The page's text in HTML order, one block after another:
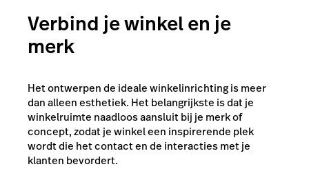
Verbind je winkel en je
merk
Het ontwerpen de ideale winkelinrichting is meer
dan alleen esthetiek. Het belangrijkste is dat je
winkelruimte naadloos aansluit bij je merk of
concept, zodat je winkel een inspirerende plek
wordt die het contact en de interacties met je
klanten bevordert.